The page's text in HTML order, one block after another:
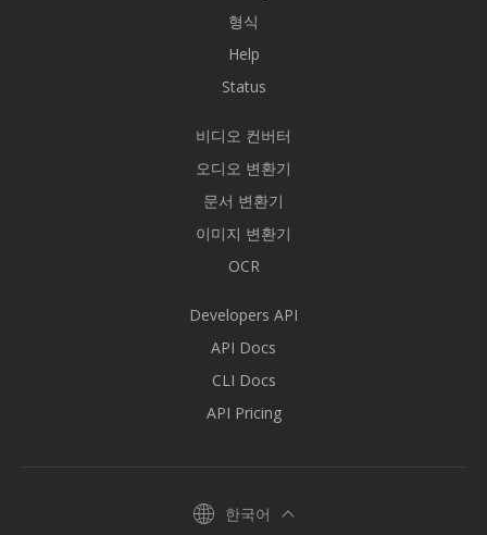
형식
Help
Status
비디오 컨버터
오디오 변환기
문서 변환기
이미지 변환기
OCR
Developers API
API Docs
CLI Docs
API Pricing
한국어